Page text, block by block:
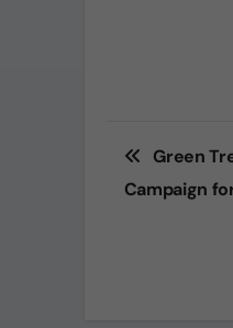
Post
Green
Campaign